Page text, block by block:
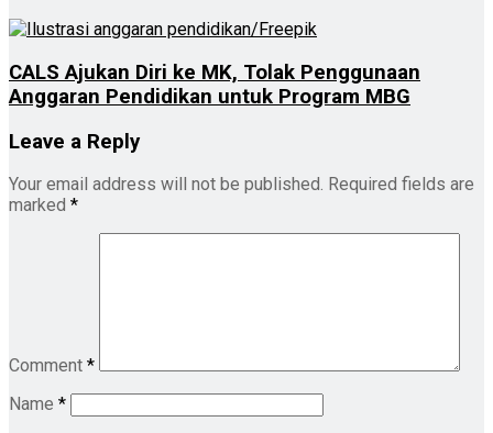
CALS Ajukan Diri ke MK, Tolak Penggunaan
Anggaran Pendidikan untuk Program MBG
Leave a Reply
Your email address will not be published. Required fields are
marked *
Comment *
Name *